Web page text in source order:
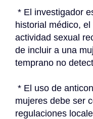
historial médico,
actividad sexual
de incluir a una
temprano no
mujeres debe ser
regulaciones